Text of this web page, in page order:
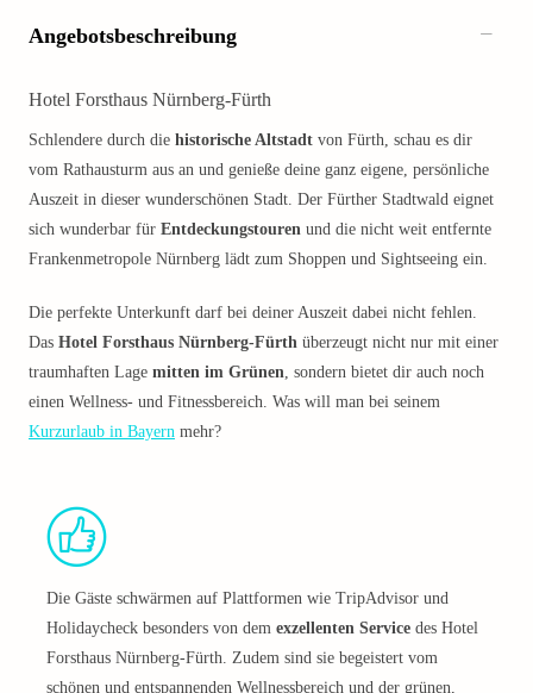
Angebotsbeschreibung
Hotel Forsthaus Nürnberg-Fürth
Schlendere durch die historische Altstadt von Fürth, schau es dir
vom Rathausturm aus an und genieße deine ganz eigene, persönliche
Auszeit in dieser wunderschönen Stadt. Der Fürther Stadtwald eignet
sich wunderbar für Entdeckungstouren und die nicht weit entfernte
Frankenmetropole Nürnberg lädt zum Shoppen und Sightseeing ein.
Die perfekte Unterkunft darf bei deiner Auszeit dabei nicht fehlen.
Das Hotel Forsthaus Nürnberg-Fürth überzeugt nicht nur mit einer
traumhaften Lage mitten im Grünen, sondern bietet dir auch noch
einen Wellness- und Fitnessbereich. Was will man bei seinem
Kurzurlaub in Bayern mehr?
Die Gäste schwärmen auf Plattformen wie TripAdvisor und
Holidaycheck besonders von dem exzellenten Service des Hotel
Forsthaus Nürnberg-Fürth. Zudem sind sie begeistert vom
schönen und entspannenden Wellnessbereich und der grünen,